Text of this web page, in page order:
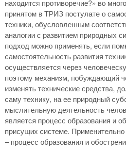
находится противоречие?» во
принятом в ТРИЗ постулате о
техники, обусловленным
аналогии с развитием природных
подход можно применять, если
самостоятельность развития
осуществляется через
поэтому механизм, побуждающий
изменять технические средства,
саму технику, на ее природный
мыслительную деятельность
является процесс образования и
присущих системе.
– процесс образования и